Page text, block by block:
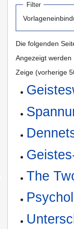
Filter
Die folgenden
Angezeigt werden
Zeige (vorherige
The